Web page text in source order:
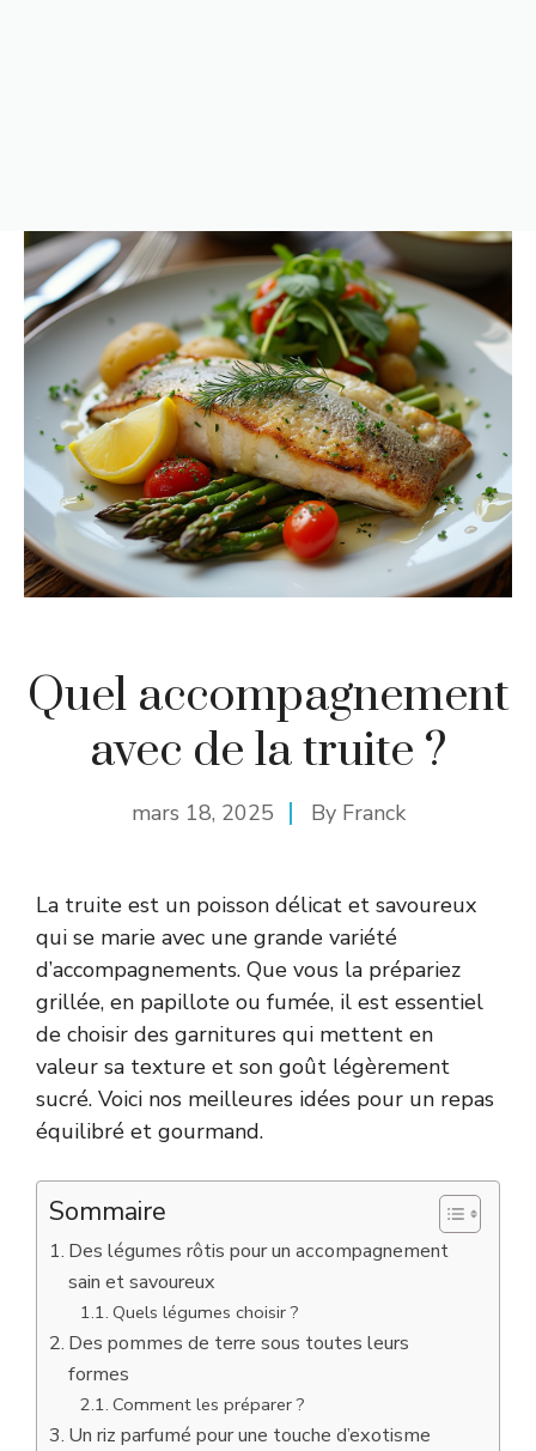
Quel accompagnement
avec de la truite ?
mars 18, 2025 By Franck
La truite est un poisson délicat et savoureux
qui se marie avec une grande variété
d’accompagnements. Que vous la prépariez
grillée, en papillote ou fumée, il est essentiel
de choisir des garnitures qui mettent en
valeur sa texture et son goût légèrement
sucré. Voici nos meilleures idées pour un repas
équilibré et gourmand.
Sommaire
Des légumes rôtis pour un accompagnement
sain et savoureux
Quels légumes choisir ?
Des pommes de terre sous toutes leurs
formes
Comment les préparer ?
Un riz parfumé pour une touche d’exotisme